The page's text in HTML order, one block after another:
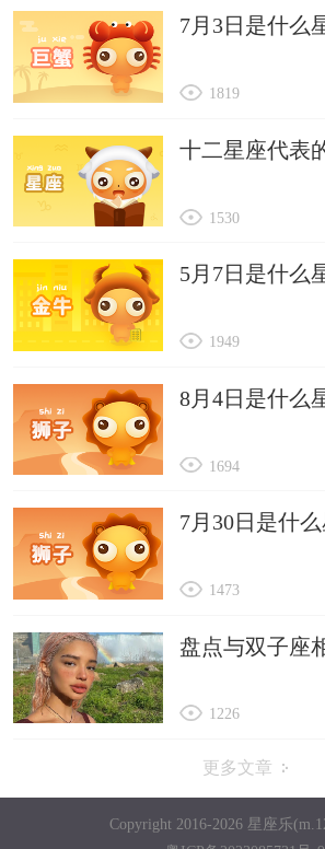
7月3日是什么
1819
十二星座代表
1530
5月7日是什么
1949
8月4日是什么
1694
7月30日是什
1473
盘点与双子座
1226
更多文章
Copyright 2016-2026 星座乐